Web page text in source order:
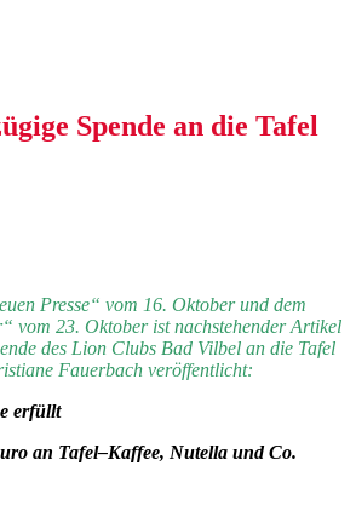
Spende an die Tafel
Presse“ vom 16. Oktober und dem
vom 23. Oktober ist nachstehender Artikel
des Lion Clubs Bad Vilbel an die Tafel
Fauerbach veröffentlicht:
erfüllt
an Tafel–Kaffee, Nutella und Co.